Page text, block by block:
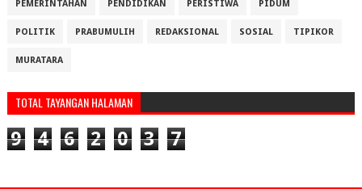
PEMERINTAHAN PENDIDIKAN PERISTIWA PIDUM
POLITIK PRABUMULIH REDAKSIONAL SOSIAL TIPIKOR
MURATARA
TOTAL TAYANGAN HALAMAN
9 4 6 2 0 3 7